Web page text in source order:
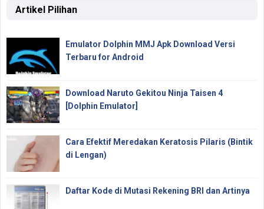
Artikel Pilihan
Emulator Dolphin MMJ Apk Download Versi
Terbaru for Android
Download Naruto Gekitou Ninja Taisen 4
[Dolphin Emulator]
Cara Efektif Meredakan Keratosis Pilaris (Bintik
di Lengan)
Daftar Kode di Mutasi Rekening BRI dan Artinya